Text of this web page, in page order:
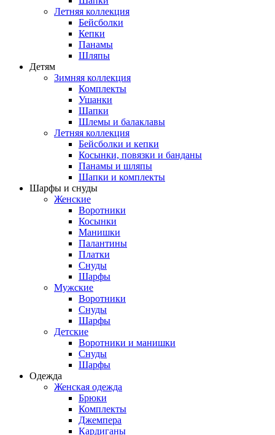
Летняя коллекция
Бейсболки
Кепки
Панамы
Шляпы
Детям
Зимняя коллекция
Комплекты
Ушанки
Шапки
Шлемы и балаклавы
Летняя коллекция
Бейсболки и кепки
Косынки, повязки и банданы
Панамы и шляпы
Шапки и комплекты
Шарфы и снуды
Женские
Воротники
Косынки
Манишки
Палантины
Платки
Снуды
Шарфы
Мужские
Воротники
Снуды
Шарфы
Детские
Воротники и манишки
Снуды
Шарфы
Одежда
Женская одежда
Брюки
Комплекты
Джемпера
Кардиганы